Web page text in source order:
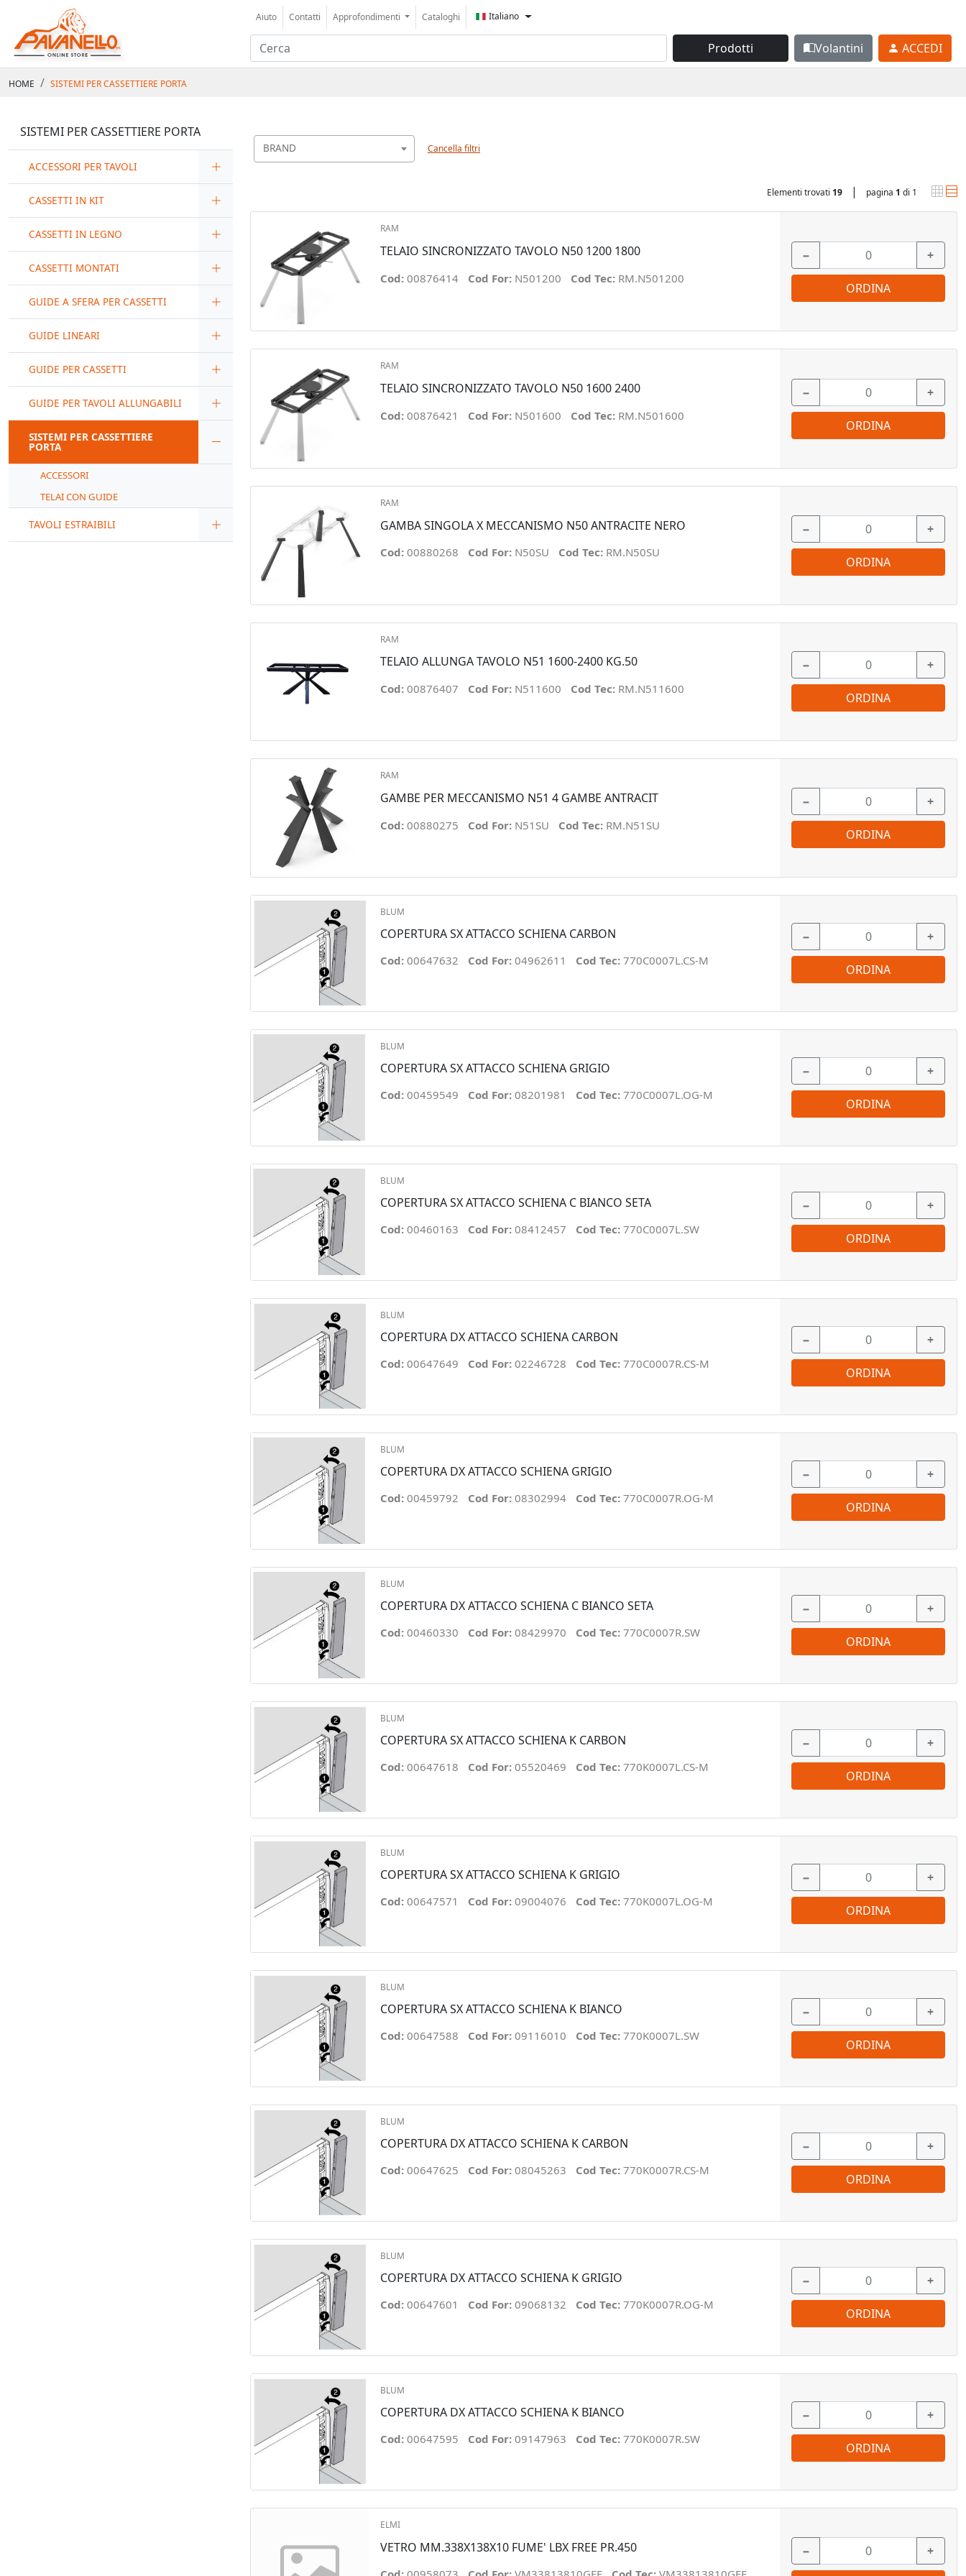
Aiuto Contatti Approfondimenti Cataloghi Italiano
Prodotti Volantini ACCEDI
HOME SISTEMI PER CASSETTIERE PORTA
SISTEMI PER CASSETTIERE PORTA
ACCESSORI PER TAVOLI
CASSETTI IN KIT
CASSETTI IN LEGNO
CASSETTI MONTATI
GUIDE A SFERA PER CASSETTI
GUIDE LINEARI
GUIDE PER CASSETTI
GUIDE PER TAVOLI ALLUNGABILI
SISTEMI PER CASSETTIERE
PORTA
ACCESSORI
TELAI CON GUIDE
TAVOLI ESTRAIBILI
BRAND Cancella filtri
Elementi trovati 19 | pagina 1 di 1
RAM
TELAIO SINCRONIZZATO TAVOLO N50 1200 1800
Cod: 00876414 Cod For: N501200 Cod Tec: RM.N501200
− +
ORDINA
RAM
TELAIO SINCRONIZZATO TAVOLO N50 1600 2400
Cod: 00876421 Cod For: N501600 Cod Tec: RM.N501600
− +
ORDINA
RAM
GAMBA SINGOLA X MECCANISMO N50 ANTRACITE NERO
Cod: 00880268 Cod For: N50SU Cod Tec: RM.N50SU
− +
ORDINA
RAM
TELAIO ALLUNGA TAVOLO N51 1600-2400 KG.50
Cod: 00876407 Cod For: N511600 Cod Tec: RM.N511600
− +
ORDINA
RAM
GAMBE PER MECCANISMO N51 4 GAMBE ANTRACIT
Cod: 00880275 Cod For: N51SU Cod Tec: RM.N51SU
− +
ORDINA
BLUM
COPERTURA SX ATTACCO SCHIENA CARBON
Cod: 00647632 Cod For: 04962611 Cod Tec: 770C0007L.CS-M
− +
ORDINA
BLUM
COPERTURA SX ATTACCO SCHIENA GRIGIO
Cod: 00459549 Cod For: 08201981 Cod Tec: 770C0007L.OG-M
− +
ORDINA
BLUM
COPERTURA SX ATTACCO SCHIENA C BIANCO SETA
Cod: 00460163 Cod For: 08412457 Cod Tec: 770C0007L.SW
− +
ORDINA
BLUM
COPERTURA DX ATTACCO SCHIENA CARBON
Cod: 00647649 Cod For: 02246728 Cod Tec: 770C0007R.CS-M
− +
ORDINA
BLUM
COPERTURA DX ATTACCO SCHIENA GRIGIO
Cod: 00459792 Cod For: 08302994 Cod Tec: 770C0007R.OG-M
− +
ORDINA
BLUM
COPERTURA DX ATTACCO SCHIENA C BIANCO SETA
Cod: 00460330 Cod For: 08429970 Cod Tec: 770C0007R.SW
− +
ORDINA
BLUM
COPERTURA SX ATTACCO SCHIENA K CARBON
Cod: 00647618 Cod For: 05520469 Cod Tec: 770K0007L.CS-M
− +
ORDINA
BLUM
COPERTURA SX ATTACCO SCHIENA K GRIGIO
Cod: 00647571 Cod For: 09004076 Cod Tec: 770K0007L.OG-M
− +
ORDINA
BLUM
COPERTURA SX ATTACCO SCHIENA K BIANCO
Cod: 00647588 Cod For: 09116010 Cod Tec: 770K0007L.SW
− +
ORDINA
BLUM
COPERTURA DX ATTACCO SCHIENA K CARBON
Cod: 00647625 Cod For: 08045263 Cod Tec: 770K0007R.CS-M
− +
ORDINA
BLUM
COPERTURA DX ATTACCO SCHIENA K GRIGIO
Cod: 00647601 Cod For: 09068132 Cod Tec: 770K0007R.OG-M
− +
ORDINA
BLUM
COPERTURA DX ATTACCO SCHIENA K BIANCO
Cod: 00647595 Cod For: 09147963 Cod Tec: 770K0007R.SW
− +
ORDINA
ELMI
VETRO MM.338X138X10 FUME' LBX FREE PR.450 − +